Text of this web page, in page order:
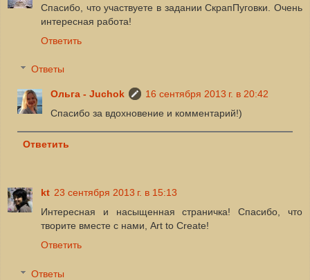
Спасибо, что участвуете в задании СкрапПуговки. Очень
интересная работа!
Ответить
Ответы
Ольга - Juchok
16 сентября 2013 г. в 20:42
Спасибо за вдохновение и комментарий!)
Ответить
kt 23 сентября 2013 г. в 15:13
Интересная и насыщенная страничка! Спасибо, что
творите вместе с нами, Art to Create!
Ответить
Ответы